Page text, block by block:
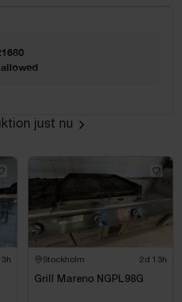
just nu
Stockholm 2d 13h
Grill Mareno NGPL98G